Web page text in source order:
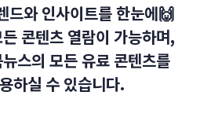
드와 인사이트를 한눈에🙌
콘텐츠 열람이 가능하며,
스의 모든 유료 콘텐츠를
하실 수 있습니다.